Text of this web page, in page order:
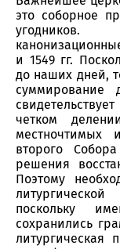
это соборное
угодников.
и 1549 гг.
до наших дней,
суммирование
четком
местночтимых
второго
решения
Поэтому
поскольку
сохранились
литургическая